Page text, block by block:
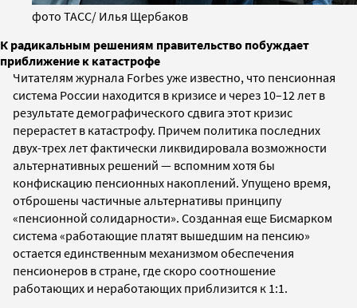
фото ТАСС/ Илья Щербаков
К радикальным решениям правительство побуждает
приближение к катастрофе
Читателям журнала Forbes уже известно, что пенсионная
система России находится в кризисе и через 10–12 лет в
результате демографического сдвига этот кризис
перерастет в катастрофу. Причем политика последних
двух-трех лет фактически ликвидировала возможности
альтернативных решений — вспомним хотя бы
конфискацию пенсионных накоплений. Упущено время,
отброшены частичные альтернативы принципу
«пенсионной солидарности». Созданная еще Бисмарком
система «работающие платят вышедшим на пенсию»
остается единственным механизмом обеспечения
пенсионеров в стране, где скоро соотношение
работающих и неработающих приблизится к 1:1.